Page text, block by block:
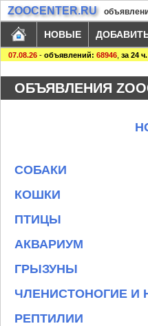
ZOOCENTER.RU
НОВЫЕ
07.08.26 - объявлений: 68946 за 24 ч.
ОБЪЯВЛЕНИЯ
СОБАКИ
КОШКИ
ПТИЦЫ
АКВАРИУМ
ГРЫЗУНЫ
ЧЛЕНИСТОНОГИЕ И
РЕПТИЛИИ